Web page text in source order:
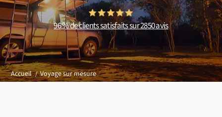
96 % de clients satisfaits sur 2850 avis
Accueil Voyage sur mesure